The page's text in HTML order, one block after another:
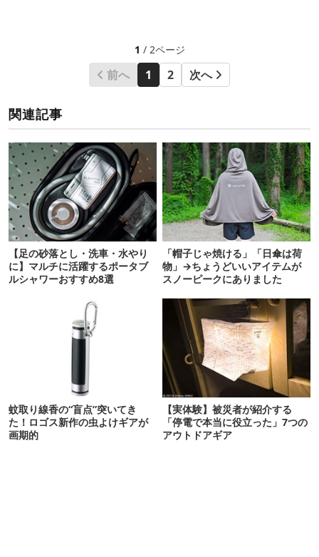
1 / 2ページ
前へ 1 2 次へ
関連記事
【足の砂落とし・洗車・水やり
に】マルチに活躍するポータブ
ルシャワーおすすめ8選
「帽子じゃ焼ける」「日傘は荷
物」→ちょうどいいアイテムが
スノーピークにありました
蚊取り線香の“盲点”突いてき
た！ロゴス新作の虫よけギアが
画期的
【実体験】被災者が紹介する
「停電で本当に役立った」7つの
アウトドアギア